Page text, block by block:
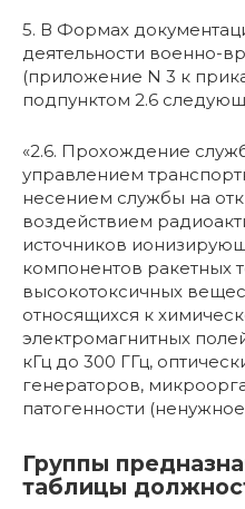
5. В Формах
деятельности военно-
(приложение N 3 к
подпунктом 2.6
«2.6. Прохождение
управлением
несением службы на
воздействием
источников
компонентов ракетных
высокотоксичных
относящихся к
электромагнитных
кГц до 300 ГГц,
генераторов,
патогенности (ненужное
Группы
таблицы